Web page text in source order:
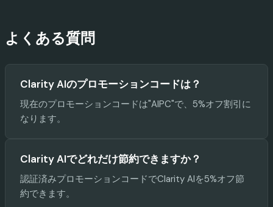
よくある質問
Clarity AIのプロモーションコードは？
現在のプロモーションコードは"AIPC"で、5%オフ割引に
なります。
Clarity AIでどれだけ節約できますか？
認証済みプロモーションコードでClarity AIを5%オフ節
約できます。